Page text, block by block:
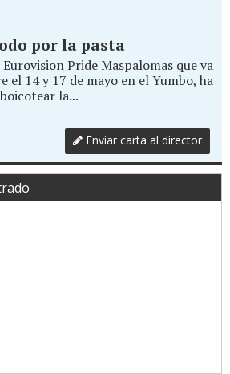
por la pasta
Pride Maspalomas que va
el 14 y 17 de mayo en el Yumbo, ha
la...
Enviar carta al director